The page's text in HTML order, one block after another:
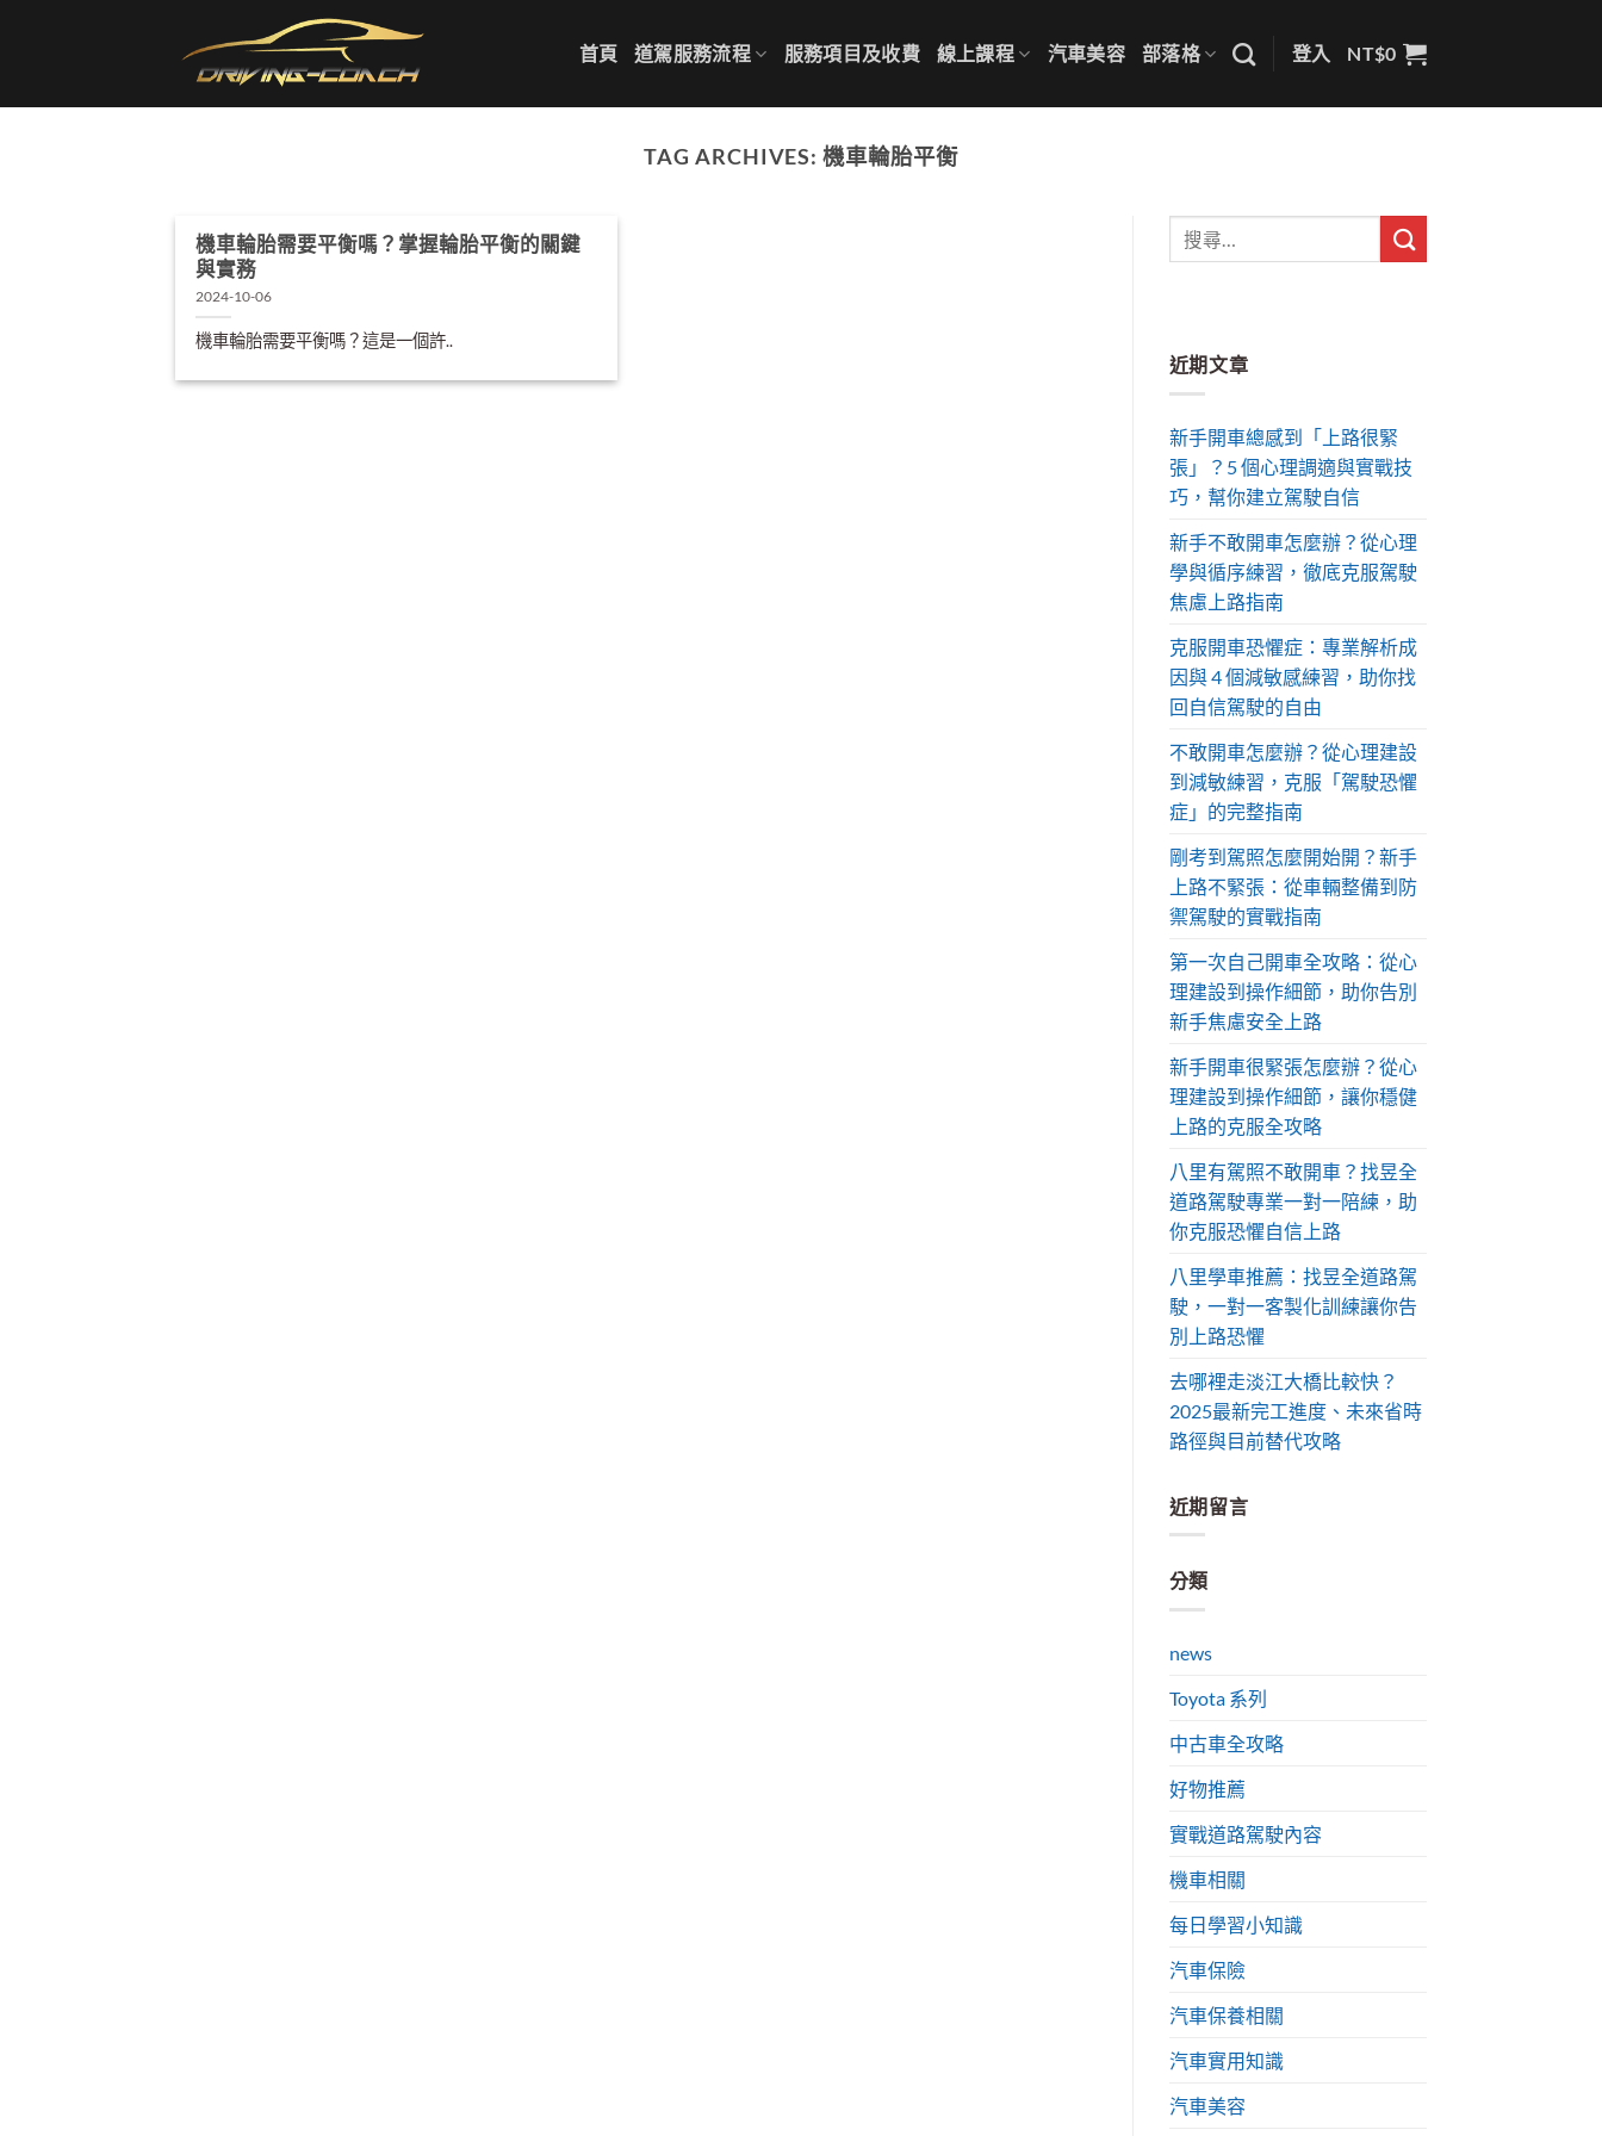
首頁 道駕服務流程 服務項目及收費 線上課程 汽車美容 部落格 登入 NT$0
TAG ARCHIVES:機車輪胎平衡
機車輪胎需要平衡嗎？掌握輪胎平衡的關鍵
與實務
2024-10-06
機車輪胎需要平衡嗎？這是一個許..
近期文章
新手開車總感到「上路很緊
張」？5 個心理調適與實戰技
巧，幫你建立駕駛自信
新手不敢開車怎麼辦？從心理
學與循序練習，徹底克服駕駛
焦慮上路指南
克服開車恐懼症：專業解析成
因與 4 個減敏感練習，助你找
回自信駕駛的自由
不敢開車怎麼辦？從心理建設
到減敏練習，克服「駕駛恐懼
症」的完整指南
剛考到駕照怎麼開始開？新手
上路不緊張：從車輛整備到防
禦駕駛的實戰指南
第一次自己開車全攻略：從心
理建設到操作細節，助你告別
新手焦慮安全上路
新手開車很緊張怎麼辦？從心
理建設到操作細節，讓你穩健
上路的克服全攻略
八里有駕照不敢開車？找昱全
道路駕駛專業一對一陪練，助
你克服恐懼自信上路
八里學車推薦：找昱全道路駕
駛，一對一客製化訓練讓你告
別上路恐懼
去哪裡走淡江大橋比較快？
2025最新完工進度、未來省時
路徑與目前替代攻略
近期留言
分類
news
Toyota 系列
中古車全攻略
好物推薦
實戰道路駕駛內容
機車相關
每日學習小知識
汽車保險
汽車保養相關
汽車實用知識
汽車美容